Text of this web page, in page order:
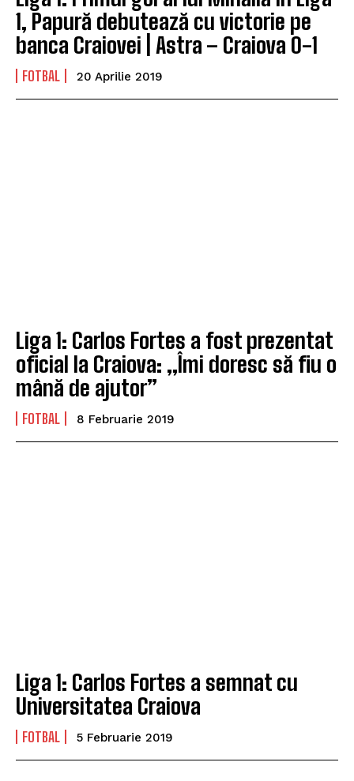
1, Papură debutează cu victorie pe
banca Craiovei | Astra – Craiova 0-1
FOTBAL 20 Aprilie 2019
Liga 1: Carlos Fortes a fost prezentat
oficial la Craiova: „Îmi doresc să fiu o
mână de ajutor”
FOTBAL 8 Februarie 2019
Liga 1: Carlos Fortes a semnat cu
Universitatea Craiova
FOTBAL 5 Februarie 2019